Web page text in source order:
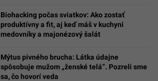
Biohacking počas sviatkov: Ako zostať
produktívny a fit, aj keď máš v kuchyni
medovníky a majonézový šalát
Mýtus pivného brucha: Látka údajne
spôsobuje mužom „ženské telá“. Pozreli sme
sa, čo hovorí veda